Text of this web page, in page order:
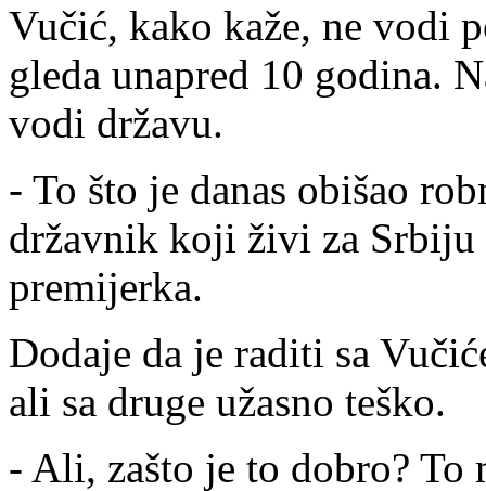
Vučić, kako kaže, ne vodi
gleda unapred 10 godina.
vodi državu.
- To što je danas obišao
državnik koji živi za Srbiju
premijerka.
Dodaje da je raditi sa
ali sa druge užasno teško.
- Ali, zašto je to dobro? To